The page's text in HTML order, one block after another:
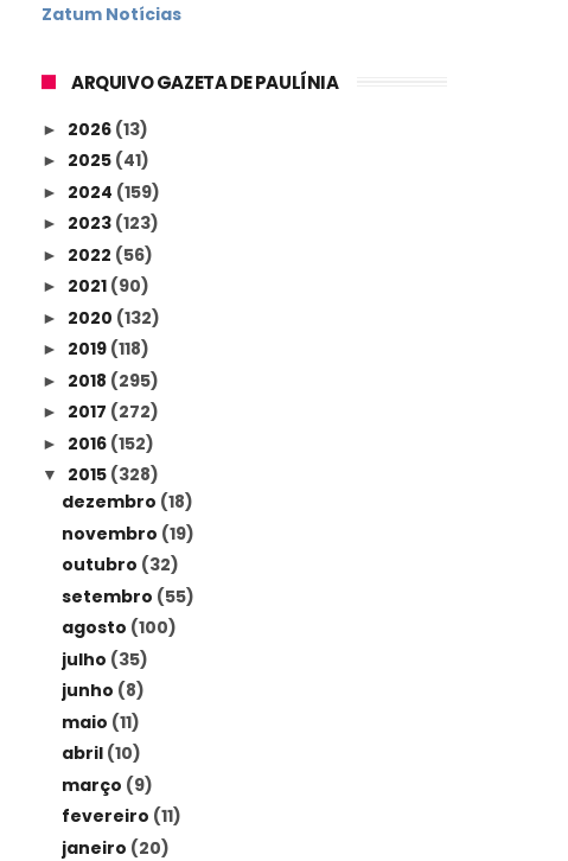
Zatum Notícias
ARQUIVO GAZETA DE PAULÍNIA
► 2026 (13)
► 2025 (41)
► 2024 (159)
► 2023 (123)
► 2022 (56)
► 2021 (90)
► 2020 (132)
► 2019 (118)
► 2018 (295)
► 2017 (272)
► 2016 (152)
▼ 2015 (328)
dezembro (18)
novembro (19)
outubro (32)
setembro (55)
agosto (100)
julho (35)
junho (8)
maio (11)
abril (10)
março (9)
fevereiro (11)
janeiro (20)